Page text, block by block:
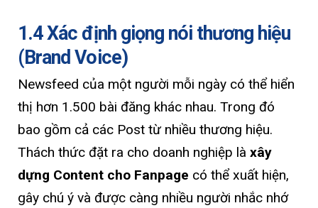
1.4 Xác định giọng nói thương hiệu
(Brand Voice)
Newsfeed của một người mỗi ngày có thể hiển
thị hơn 1.500 bài đăng khác nhau. Trong đó
bao gồm cả các Post từ nhiều thương hiệu.
Thách thức đặt ra cho doanh nghiệp là xây
dựng Content cho Fanpage có thể xuất hiện,
gây chú ý và được càng nhiều người nhắc nhớ